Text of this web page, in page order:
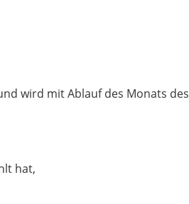
wird mit Ablauf des Monats des
hat,